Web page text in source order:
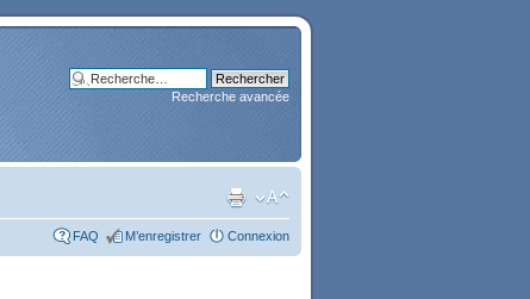
Recherche avancée
FAQ M’enregistrer Connexion